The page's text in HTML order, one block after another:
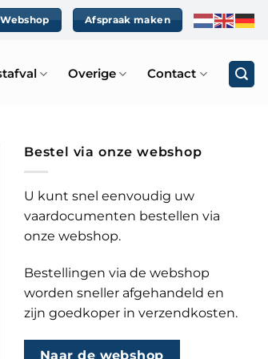
Webshop Afspraak maken
Overige Contact
Bestel via onze webshop
U kunt snel eenvoudig uw
vaardocumenten bestellen via
onze webshop.
Bestellingen via de webshop
worden sneller afgehandeld en
zijn goedkoper in verzendkosten.
Naar de webshop